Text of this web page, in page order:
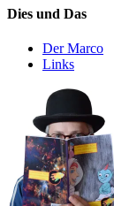
Dies und Das
Der Marco
Links